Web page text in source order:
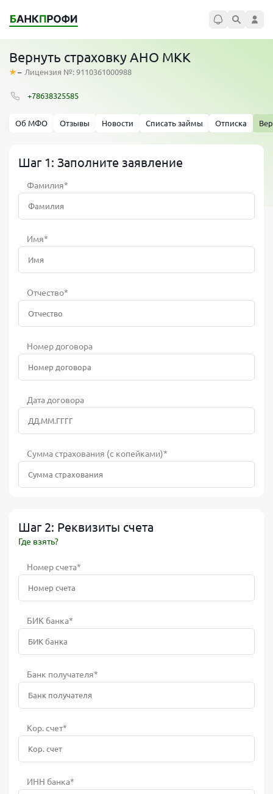
Вернуть страховку АНО МКК
– Лицензия №: 9110361000988
+78638325585
Об МФО Отзывы Новости Списать займы Отписка
Шаг 1: Заполните заявление
Фамилия*
Имя*
Отчество*
Номер договора
Дата договора
Сумма страхования (с копейками)*
Шаг 2: Реквизиты счета
Где взять?
Номер счета*
БИК банка*
Банк получателя*
Кор. счет*
ИНН банка*